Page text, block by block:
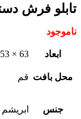
تابلو فرش
ناموجود
ابعاد 63 × 53 سانتیمتر
محل بافت قم
جنس ابریشم